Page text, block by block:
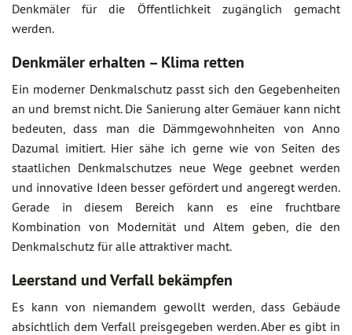
Denkmäler für die Öffentlichkeit zugänglich gemacht
werden.
Denkmäler erhalten – Klima retten
Ein moderner Denkmalschutz passt sich den Gegebenheiten
an und bremst nicht. Die Sanierung alter Gemäuer kann nicht
bedeuten, dass man die Dämmgewohnheiten von Anno
Dazumal imitiert. Hier sähe ich gerne wie von Seiten des
staatlichen Denkmalschutzes neue Wege geebnet werden
und innovative Ideen besser gefördert und angeregt werden.
Gerade in diesem Bereich kann es eine fruchtbare
Kombination von Modernität und Altem geben, die den
Denkmalschutz für alle attraktiver macht.
Leerstand und Verfall bekämpfen
Es kann von niemandem gewollt werden, dass Gebäude
absichtlich dem Verfall preisgegeben werden. Aber es gibt in